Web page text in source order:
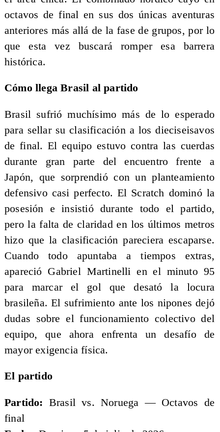
octavos de final en sus dos únicas aventuras
anteriores más allá de la fase de grupos, por lo
que esta vez buscará romper esa barrera
histórica.
Cómo llega Brasil al partido
Brasil sufrió muchísimo más de lo esperado
para sellar su clasificación a los dieciseisavos
de final. El equipo estuvo contra las cuerdas
durante gran parte del encuentro frente a
Japón, que sorprendió con un planteamiento
defensivo casi perfecto. El Scratch dominó la
posesión e insistió durante todo el partido,
pero la falta de claridad en los últimos metros
hizo que la clasificación pareciera escaparse.
Cuando todo apuntaba a tiempos extras,
apareció Gabriel Martinelli en el minuto 95
para marcar el gol que desató la locura
brasileña. El sufrimiento ante los nipones dejó
dudas sobre el funcionamiento colectivo del
equipo, que ahora enfrenta un desafío de
mayor exigencia física.
El partido
Partido: Brasil vs. Noruega — Octavos de
final